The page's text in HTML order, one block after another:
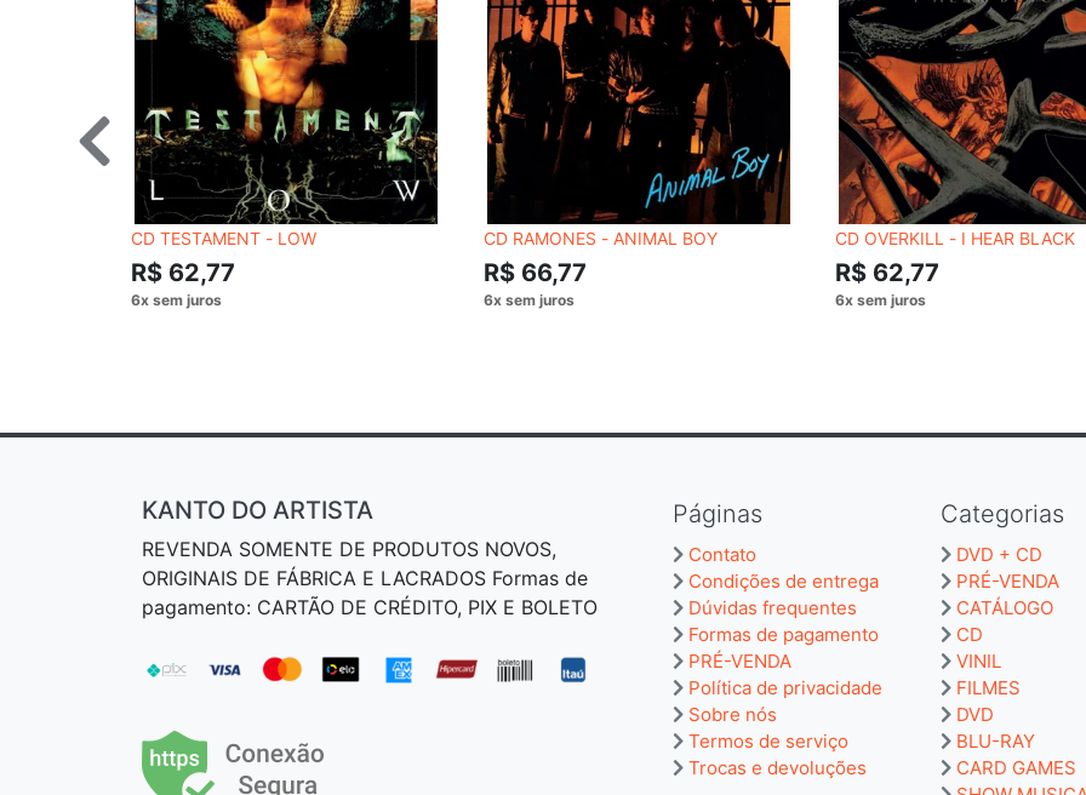
CD TESTAMENT - LOW
R$ 62,77
CD RAMONES - ANIMAL BOY
R$ 66,77
CD OVERKILL - I HEAR BLACK
R$ 62,77
Páginas
Contato
Condições de entrega
Dúvidas frequentes
Formas de pagamento
PRÉ-VENDA
Política de privacidade
Sobre nós
Termos de serviço
Trocas e devoluções
Categorias
DVD + CD
PRÉ-VENDA
CATÁLOGO
CD
VINIL
FILMES
DVD
BLU-RAY
CARD GAMES
KANTO DO ARTISTA
REVENDA SOMENTE DE PRODUTOS NOVOS,
ORIGINAIS DE FÁBRICA E LACRADOS Formas de
pagamento: CARTÃO DE CRÉDITO, PIX E BOLETO